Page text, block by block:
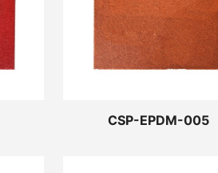
CSP-EPDM-005